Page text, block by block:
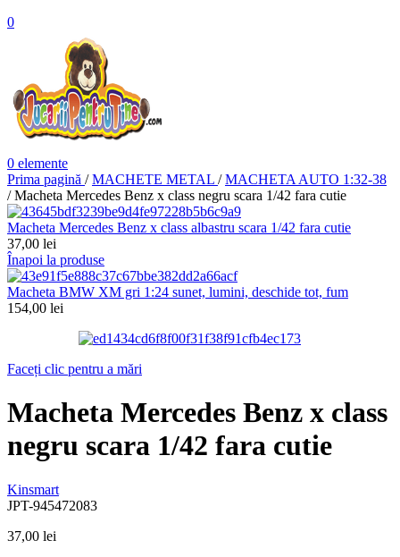
0
0 elemente
Prima pagină / MACHETE METAL / MACHETA AUTO 1:32-38
/ Macheta Mercedes Benz x class negru scara 1/42 fara cutie
Macheta Mercedes Benz x class albastru scara 1/42 fara cutie
37,00 lei
Înapoi la produse
Macheta BMW XM gri 1:24 sunet, lumini, deschide tot, fum
154,00 lei
Faceți clic pentru a mări
Macheta Mercedes Benz x class
negru scara 1/42 fara cutie
Kinsmart
JPT-945472083
37,00 lei